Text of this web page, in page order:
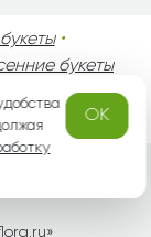
•
букеты
•
»
OK